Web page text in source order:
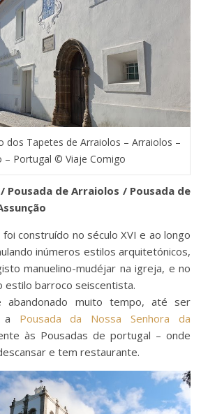
dos Tapetes de Arraiolos – Arraiolos –
– Portugal © Viaje Comigo
Pousada de Arraiolos / Pousada de
construído no século XVI e ao longo
inúmeros estilos arquitetónicos,
manuelino-mudéjar na igreja, e no
estilo barroco seiscentista.
abandonado muito tempo, até ser
a Pousada da Nossa Senhora da
às Pousadas de portugal – onde
e tem restaurante.